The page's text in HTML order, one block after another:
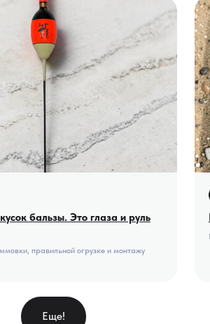
бальзы. Это глаза и руль
правильной огрузке и монтажу
Еще!